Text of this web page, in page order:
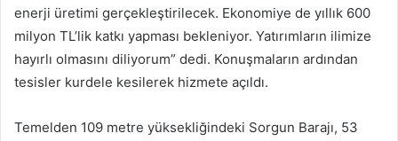
enerji üretimi gerçekleştirilecek. Ekonomiye de yıllık 600
milyon TL’lik katkı yapması bekleniyor. Yatırımların ilimize
hayırlı olmasını diliyorum” dedi. Konuşmaların ardından
tesisler kurdele kesilerek hizmete açıldı.
Temelden 109 metre yüksekliğindeki Sorgun Barajı, 53